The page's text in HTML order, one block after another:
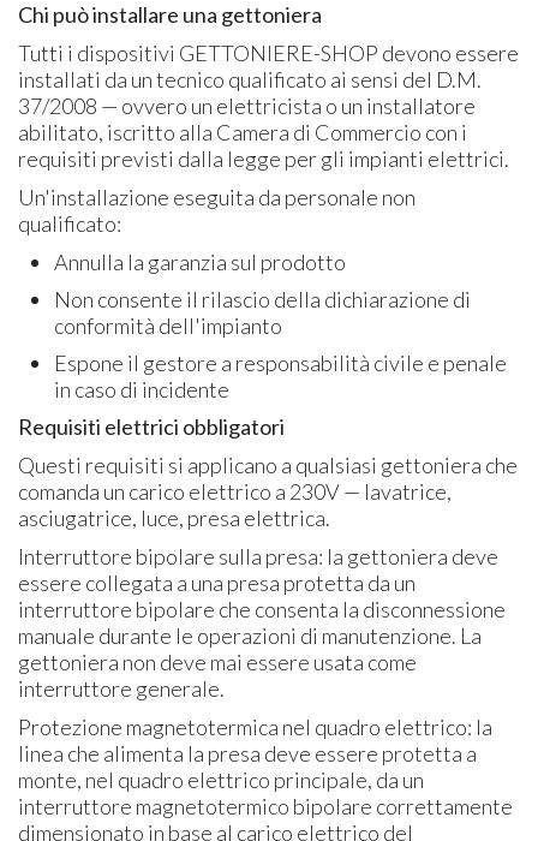
Chi può installare una gettoniera
Tutti i dispositivi GETTONIERE-SHOP devono essere
installati da un tecnico qualificato ai sensi del D.M.
37/2008 — ovvero un elettricista o un installatore
abilitato, iscritto alla Camera di Commercio con i
requisiti previsti dalla legge per gli impianti elettrici.
Un'installazione eseguita da personale non
qualificato:
Annulla la garanzia sul prodotto
Non consente il rilascio della dichiarazione di
conformità dell'impianto
Espone il gestore a responsabilità civile e penale
in caso di incidente
Requisiti elettrici obbligatori
Questi requisiti si applicano a qualsiasi gettoniera che
comanda un carico elettrico a 230V — lavatrice,
asciugatrice, luce, presa elettrica.
Interruttore bipolare sulla presa: la gettoniera deve
essere collegata a una presa protetta da un
interruttore bipolare che consenta la disconnessione
manuale durante le operazioni di manutenzione. La
gettoniera non deve mai essere usata come
interruttore generale.
Protezione magnetotermica nel quadro elettrico: la
linea che alimenta la presa deve essere protetta a
monte, nel quadro elettrico principale, da un
interruttore magnetotermico bipolare correttamente
dimensionato in base al carico elettrico del